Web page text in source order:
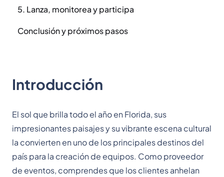
5. Lanza, monitorea y participa
Conclusión y próximos pasos
Introducción
El sol que brilla todo el año en Florida, sus
impresionantes paisajes y su vibrante escena cultural
la convierten en uno de los principales destinos del
país para la creación de equipos. Como proveedor
de eventos, comprendes que los clientes anhelan